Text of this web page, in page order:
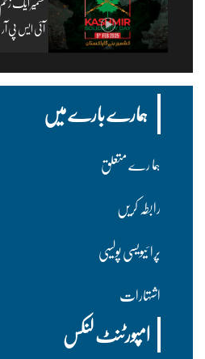
آئی ایس پی آر
ہمارے بارے میں
ہما رے متعلق
رابطہ کریں
پرا ئیویسی پولسیی
اشتہارات
امپورٹنٹ لنکس